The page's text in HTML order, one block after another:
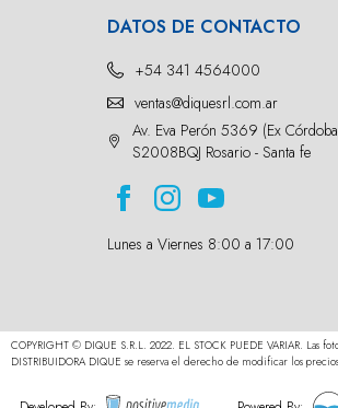
DATOS DE CONTACTO
+54 341 4564000
ventas@diquesrl.com.ar
Av. Eva Perón 5369 (Ex
S2008BQJ Rosario - Santa fe
Lunes a Viernes 8:00 a 17:00
COPYRIGHT © DIQUE S.R.L. 2022. EL STOCK PUEDE VARIAR. Las
DISTRIBUIDORA DIQUE se reserva el derecho de modificar los